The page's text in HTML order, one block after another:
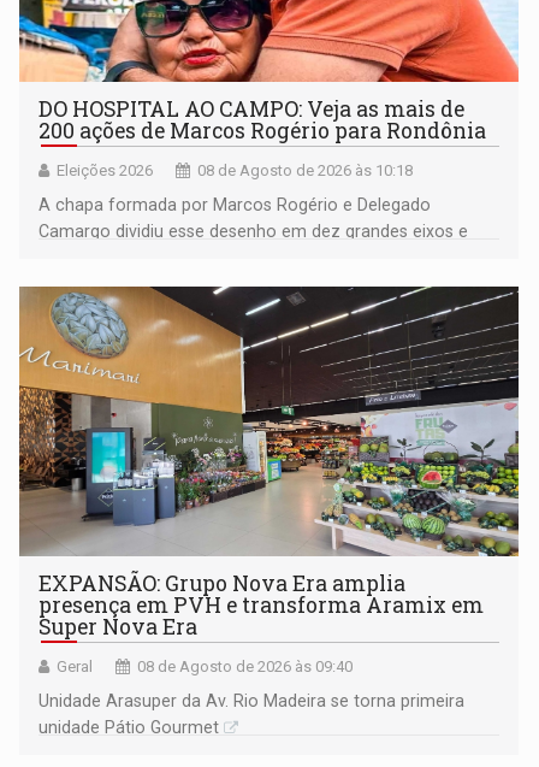
DO HOSPITAL AO CAMPO: Veja as mais de
200 ações de Marcos Rogério para Rondônia
Eleições 2026 08 de Agosto de 2026 às 10:18
A chapa formada por Marcos Rogério e Delegado
Camargo dividiu esse desenho em dez grandes eixos e
EXPANSÃO: Grupo Nova Era amplia
presença em PVH e transforma Aramix em
Super Nova Era
Geral 08 de Agosto de 2026 às 09:40
Unidade Arasuper da Av. Rio Madeira se torna primeira
unidade Pátio Gourmet